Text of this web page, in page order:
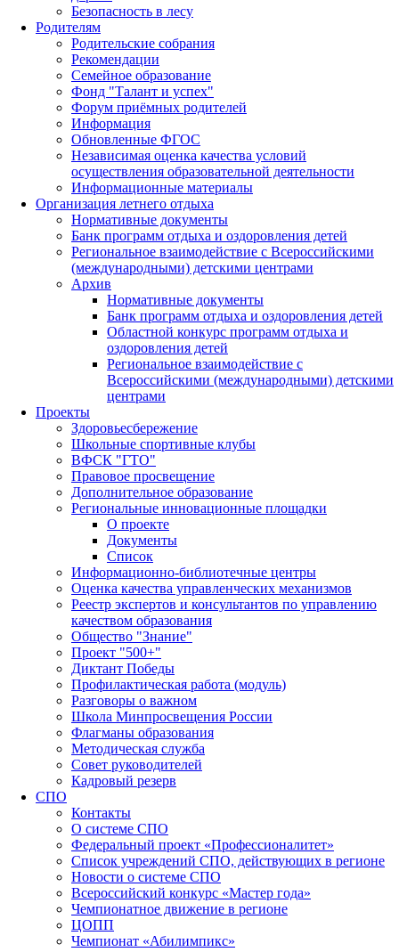
Безопасность в лесу
Родителям
Родительские собрания
Рекомендации
Семейное образование
Фонд "Талант и успех"
Форум приёмных родителей
Информация
Обновленные ФГОС
Независимая оценка качества условий
осуществления образовательной деятельности
Информационные материалы
Организация летнего отдыха
Нормативные документы
Банк программ отдыха и оздоровления детей
Региональное взаимодействие с Всероссийскими
(международными) детскими центрами
Архив
Нормативные документы
Банк программ отдыха и оздоровления детей
Областной конкурс программ отдыха и
оздоровления детей
Региональное взаимодействие с
Всероссийскими (международными) детскими
центрами
Проекты
Здоровьесбережение
Школьные спортивные клубы
ВФСК "ГТО"
Правовое просвещение
Дополнительное образование
Региональные инновационные площадки
О проекте
Документы
Список
Информационно-библиотечные центры
Оценка качества управленческих механизмов
Реестр экспертов и консультантов по управлению
качеством образования
Общество "Знание"
Проект "500+"
Диктант Победы
Профилактическая работа (модуль)
Разговоры о важном
Школа Минпросвещения России
Флагманы образования
Методическая служба
Совет руководителей
Кадровый резерв
СПО
Контакты
О системе СПО
Федеральный проект «Профессионалитет»
Список учреждений СПО, действующих в регионе
Новости о системе СПО
Всероссийский конкурс «Мастер года»
Чемпионатное движение в регионе
ЦОПП
Чемпионат «Абилимпикс»